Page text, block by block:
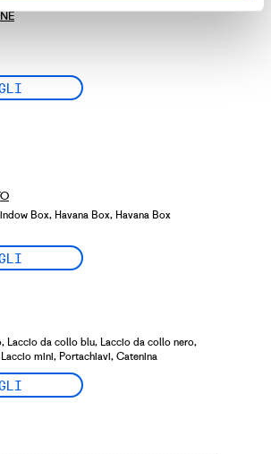
Box, Havana Box, Havana Box
Laccio da collo blu, Laccio da collo nero,
mini, Portachiavi, Catenina